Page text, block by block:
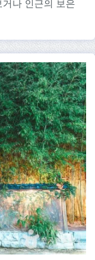
나 인근의 보은